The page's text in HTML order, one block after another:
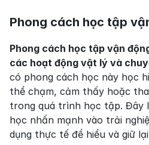
Phong cách học tập
Phong cách học tập vận
các hoạt động vật lý và
có phong cách học này học
thể chạm, cảm thấy hoặc
trong quá trình học tập. Đây
học nhấn mạnh vào trải
dụng thực tế để hiểu và giữ